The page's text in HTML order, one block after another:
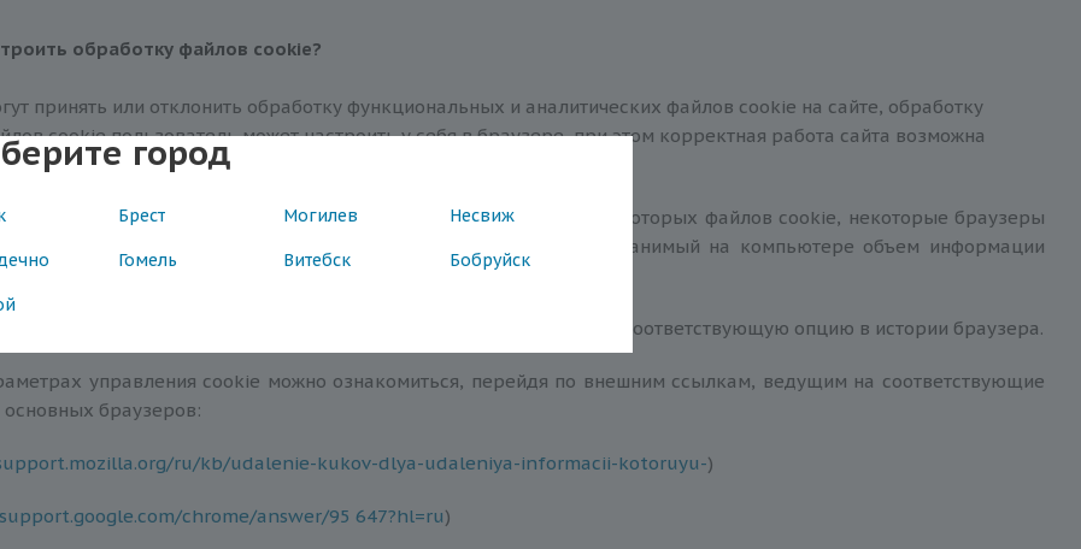
город
Брест Могилев Несвиж
Гомель Витебск Бобруйск
обработку файлов сookie?
принять или отклонить обработку функциональных и аналитических файлов cookie на сайте, обработку
cookie пользователь может настроить у себя в браузере, при этом корректная работа сайта возможна
необходимых файлов cookie.
браузера пользователи могут регулировать сбор всех или некоторых файлов сookie, некоторые браузеры
интернет-сайты в режиме «инкогнито», чтобы ограничить хранимый на компьютере объем информации
некоторые типы файлов cookie.
может удалить ранее сохраненные файлы сookie, выбрав соответствующую опцию в истории браузера.
управления сookie можно ознакомиться, перейдя по внешним ссылкам, ведущим на соответствующие
браузеров:
ru/kb/udalenie-kukov-dlya-udaleniya-informacii-kotoruyu-)
chrome/answer/95 647?hl=ru)